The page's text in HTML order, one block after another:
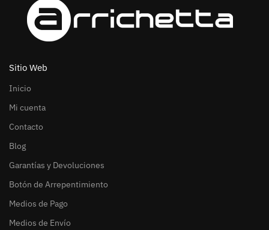
Sitio Web
Inicio
Mi cuenta
Contacto
Blog
Garantías y Devoluciones
Botón de Arrepentimiento
Medios de Pago
Medios de Envío